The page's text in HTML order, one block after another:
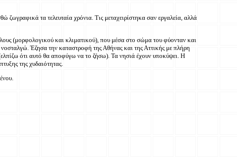
τα τελευταία χρόνια. Τις μεταχειρίστηκα σαν εργαλεία, αλλά
(μορφολογικού και κλιματικού), που μέσα στο σώμα του φύονταν και
Έζησα την καταστροφή της Αθήνας και της Αττικής με πλήρη
ότι αυτό θα αποφύγω να το ζήσω). Τα νησιά έχουν υποκύψει. Η
της χυδαιότητας.